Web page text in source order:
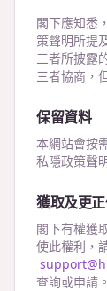
閣下應知悉
策聲明所提
三者所披露
三者協商，
保留資料
本網站會按
私隱政策聲
獲取及更
閣下有權獲
使此權利，
查詢或申請。